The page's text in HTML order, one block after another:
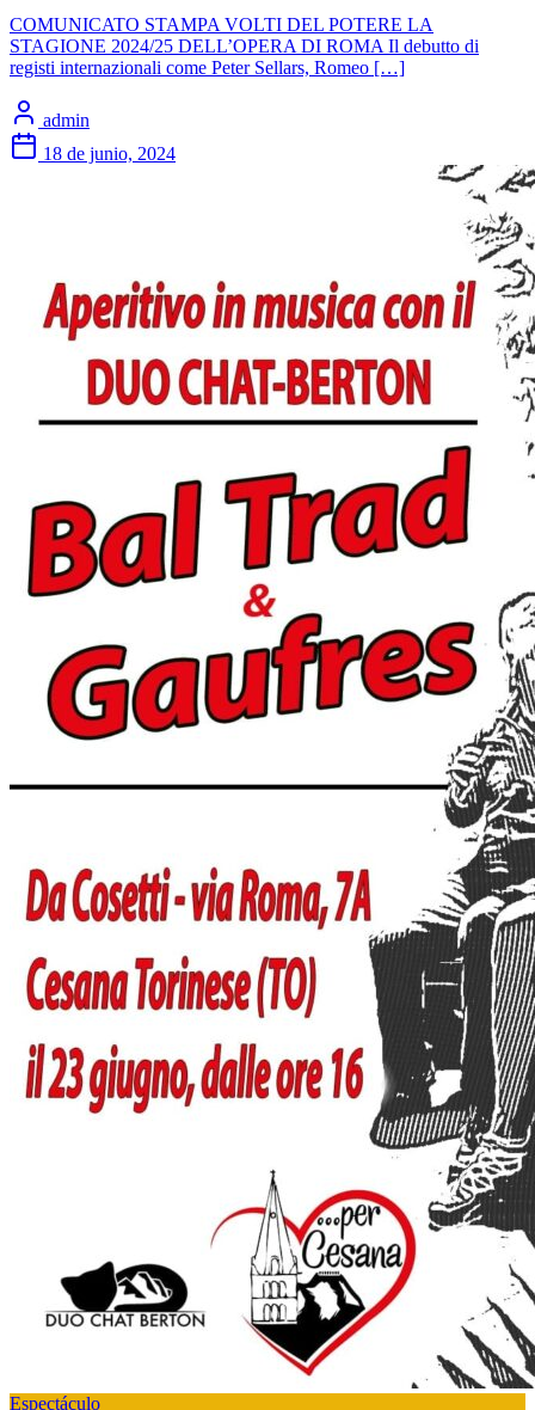
COMUNICATO STAMPA VOLTI DEL POTERE LA
STAGIONE 2024/25 DELL’OPERA DI ROMA Il debutto di
registi internazionali come Peter Sellars, Romeo […]
admin
18 de junio, 2024
Espectáculo